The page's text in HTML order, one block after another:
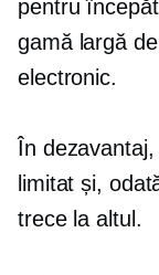
pentru
gamă largă de
electronic.
În
limitat și,
trece la altul.